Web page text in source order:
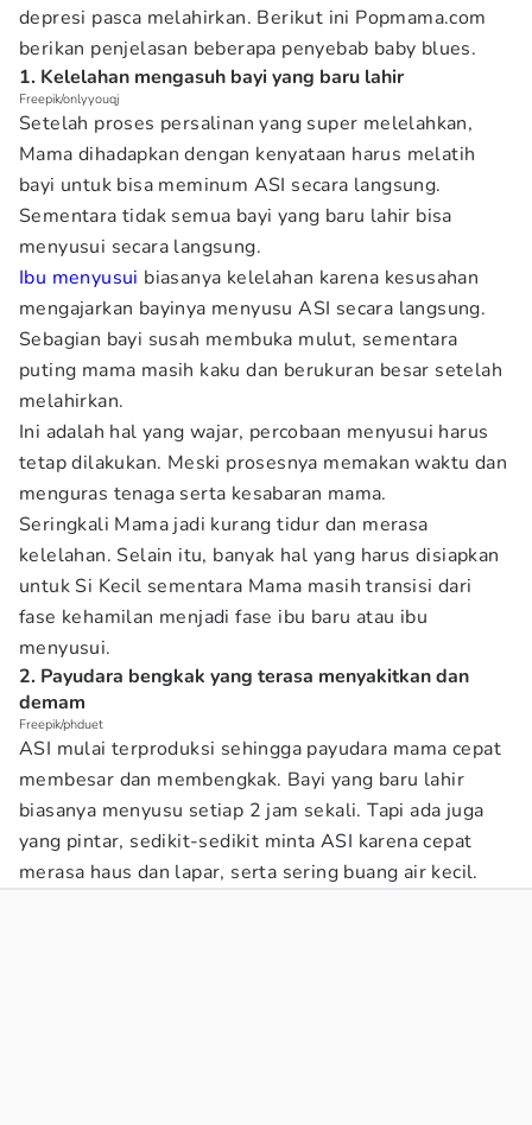
depresi pasca melahirkan. Berikut ini Popmama.com
berikan penjelasan beberapa penyebab baby blues.
1. Kelelahan mengasuh bayi yang baru lahir
Freepik/onlyyouqj
Setelah proses persalinan yang super melelahkan,
Mama dihadapkan dengan kenyataan harus melatih
bayi untuk bisa meminum ASI secara langsung.
Sementara tidak semua bayi yang baru lahir bisa
menyusui secara langsung.
Ibu menyusui biasanya kelelahan karena kesusahan
mengajarkan bayinya menyusu ASI secara langsung.
Sebagian bayi susah membuka mulut, sementara
puting mama masih kaku dan berukuran besar setelah
melahirkan.
Ini adalah hal yang wajar, percobaan menyusui harus
tetap dilakukan. Meski prosesnya memakan waktu dan
menguras tenaga serta kesabaran mama.
Seringkali Mama jadi kurang tidur dan merasa
kelelahan. Selain itu, banyak hal yang harus disiapkan
untuk Si Kecil sementara Mama masih transisi dari
fase kehamilan menjadi fase ibu baru atau ibu
menyusui.
2. Payudara bengkak yang terasa menyakitkan dan
demam
Freepik/phduet
ASI mulai terproduksi sehingga payudara mama cepat
membesar dan membengkak. Bayi yang baru lahir
biasanya menyusu setiap 2 jam sekali. Tapi ada juga
yang pintar, sedikit-sedikit minta ASI karena cepat
merasa haus dan lapar, serta sering buang air kecil.